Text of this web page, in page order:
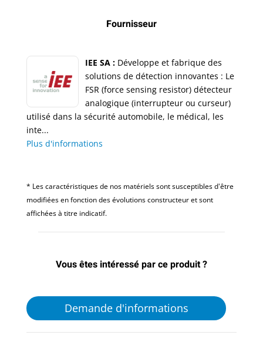
Fournisseur
IEE SA : Développe et fabrique des
solutions de détection innovantes : Le
FSR (force sensing resistor) détecteur
analogique (interrupteur ou curseur)
utilisé dans la sécurité automobile, le médical, les
inte...
Plus d'informations
* Les caractéristiques de nos matériels sont susceptibles d'être
modifiées en fonction des évolutions constructeur et sont
affichées à titre indicatif.
Vous êtes intéressé par ce produit ?
Demande d'informations